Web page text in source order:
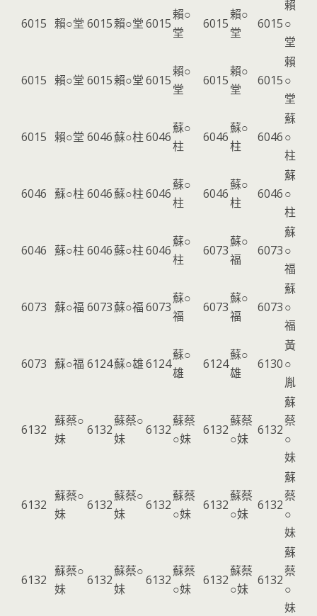
6015 賴○堂 6015賴○堂6015
賴○
堂
6015
賴○
堂
6015
賴
○
堂
6015 賴○堂 6015賴○堂6015
賴○
堂
6015
賴○
堂
6015
賴
○
堂
6015 賴○堂 6046蘇○柱6046
蘇○
柱
6046
蘇○
柱
6046
蘇
○
柱
6046 蘇○柱 6046蘇○柱6046
蘇○
柱
6046
蘇○
柱
6046
蘇
○
柱
6046 蘇○柱 6046蘇○柱6046
蘇○
柱
6073
蘇○
福
6073
蘇
○
福
6073 蘇○福 6073蘇○福6073
蘇○
福
6073
蘇○
福
6073
蘇
○
福
6073 蘇○福 6124蘇○雄6124
蘇○
雄
6124
蘇○
雄
6130
黃
○
胤
6132
蘇蔡○
妹
6132
蘇蔡○
妹
6132
蘇蔡
○妹
6132
蘇蔡
○妹
6132
蘇
蔡
○
妹
6132
蘇蔡○
妹
6132
蘇蔡○
妹
6132
蘇蔡
○妹
6132
蘇蔡
○妹
6132
蘇
蔡
○
妹
6132
蘇蔡○
妹
6132
蘇蔡○
妹
6132
蘇蔡
○妹
6132
蘇蔡
○妹
6132
蘇
蔡
○
妹